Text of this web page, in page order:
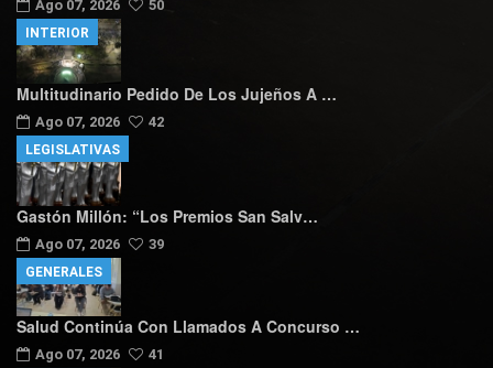
Ago 07, 2026 50
Multitudinario Pedido De Los Jujeños A …
Ago 07, 2026 42
INTERIOR
Gastón Millón: “Los Premios San Salv…
Ago 07, 2026 39
LEGISLATIVAS
Salud Continúa Con Llamados A Concurso …
Ago 07, 2026 41
GENERALES